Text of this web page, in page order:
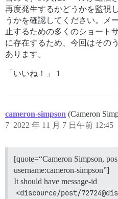
再度発生するかどうかを監視
うかを確認してください。メ
止するための多くのショート
に存在するため、今回はその
あります。
「いいね！」 1
cameron-simpson (Cameron
2022 年 11 月 7 日午前 12:45
7
[quote=“Cameron Simpson,
username:cameron-simpson”]
It should have message-id
<discource/post/